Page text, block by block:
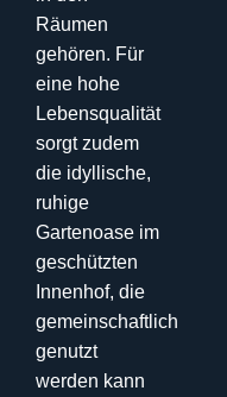
Räumen
gehören. Für
eine hohe
Lebensqualität
sorgt zudem
die idyllische,
ruhige
Gartenoase im
geschützten
Innenhof, die
gemeinschaftlich
genutzt
werden kann